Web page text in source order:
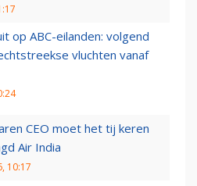
op ABC-eilanden: volgend
vluchten vanaf
CEO moet het tij keren
Air India
10:17